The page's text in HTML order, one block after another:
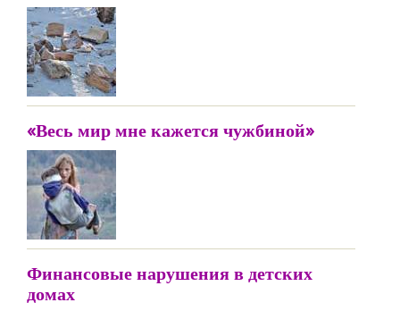
«Весь мир мне кажется чужбиной»
Финансовые нарушения в детских
домах